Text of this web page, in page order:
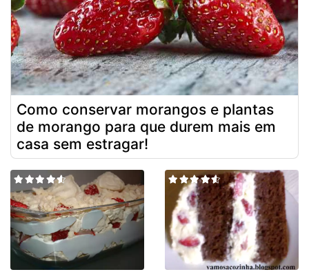
Como conservar morangos e plantas
de morango para que durem mais em
casa sem estragar!